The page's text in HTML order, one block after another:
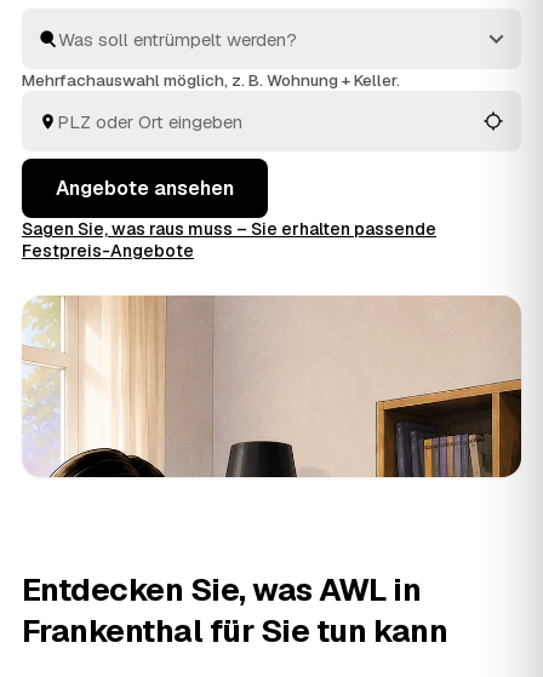
Nähe – von Frankenthal bisDresden Hoyerswerda
So sparen Sie sich das einzelne Anfragen und sehen
Mehrfachauswahl möglich, z. B. Wohnung + Keller.
Angebote ansehen
Sagen Sie, was raus muss – Sie erhalten passende
Festpreis-Angebote
Entdecken Sie, was AWL in
Frankenthal für Sie tun kann